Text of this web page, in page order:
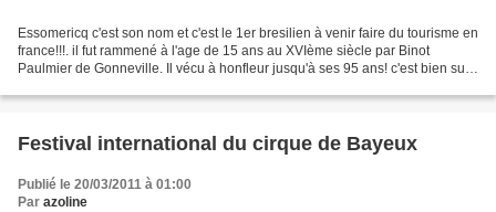
Essomericq c'est son nom et c'est le 1er bresilien à venir faire du tourisme en
france!!!. il fut rammené à l'age de 15 ans au XVIème siècle par Binot
Paulmier de Gonneville. Il vécu à honfleur jusqu'à ses 95 ans! c'est bien sur
Festival international du cirque de Bayeux
Publié le 20/03/2011 à 01:00
Par azoline